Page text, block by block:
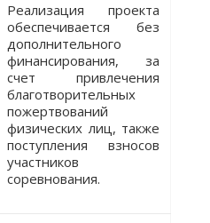
Реализация проекта
обеспечивается без
дополнительного
финансирования, за
счет привлечения
благотворительных
пожертвований
физических лиц, также
поступления взносов
участников
соревнования.